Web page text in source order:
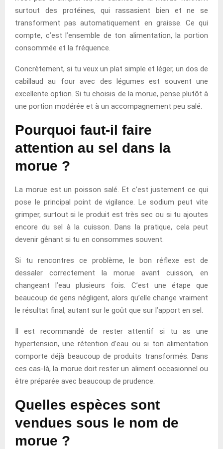
surtout des protéines, qui rassasient bien et ne se
transforment pas automatiquement en graisse. Ce qui
compte, c’est l’ensemble de ton alimentation, la portion
consommée et la fréquence.
Concrètement, si tu veux un plat simple et léger, un dos de
cabillaud au four avec des légumes est souvent une
excellente option. Si tu choisis de la morue, pense plutôt à
une portion modérée et à un accompagnement peu salé.
Pourquoi faut-il faire
attention au sel dans la
morue ?
La morue est un poisson salé. Et c’est justement ce qui
pose le principal point de vigilance. Le sodium peut vite
grimper, surtout si le produit est très sec ou si tu ajoutes
encore du sel à la cuisson. Dans la pratique, cela peut
devenir gênant si tu en consommes souvent.
Si tu rencontres ce problème, le bon réflexe est de
dessaler correctement la morue avant cuisson, en
changeant l’eau plusieurs fois. C’est une étape que
beaucoup de gens négligent, alors qu’elle change vraiment
le résultat final, autant sur le goût que sur l’apport en sel.
Il est recommandé de rester attentif si tu as une
hypertension, une rétention d’eau ou si ton alimentation
comporte déjà beaucoup de produits transformés. Dans
ces cas-là, la morue doit rester un aliment occasionnel ou
être préparée avec beaucoup de prudence.
Quelles espèces sont
vendues sous le nom de
morue ?